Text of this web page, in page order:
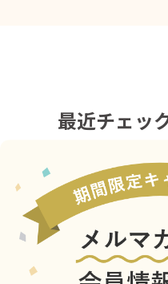
最近チェッ
ホーム 山口蓬春
会社概要